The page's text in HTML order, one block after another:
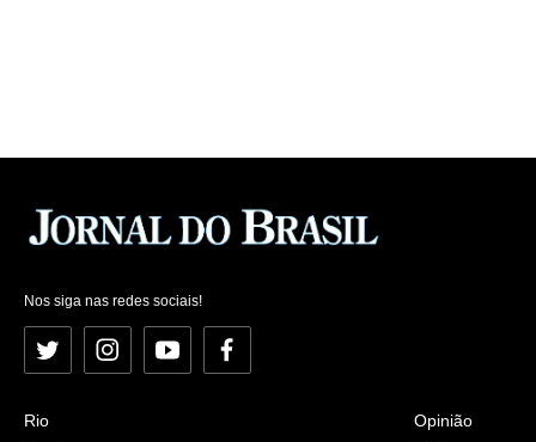
Nos siga nas redes sociais!
Twitter InstagramYouTubeFacebook
Rio
Opinião